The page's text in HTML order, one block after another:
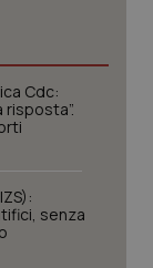
Ulcerosa
Cdc:
risposta”.
senza